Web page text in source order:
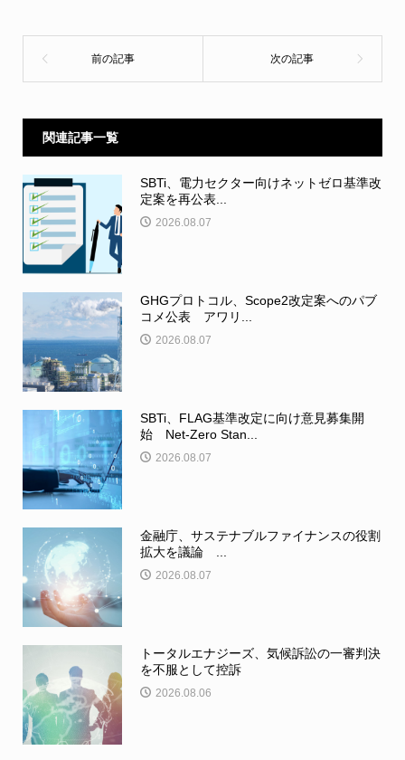
関連記事一覧
SBTi、電力セクター向けネットゼロ基準改
定案を再公表...
2026.08.07
GHGプロトコル、Scope2改定案へのパブ
コメ公表 アワリ...
2026.08.07
SBTi、FLAG基準改定に向け意見募集開
始 Net-Zero Stan...
2026.08.07
金融庁、サステナブルファイナンスの役割
拡大を議論 ...
2026.08.07
トータルエナジーズ、気候訴訟の一審判決
を不服として控訴
2026.08.06